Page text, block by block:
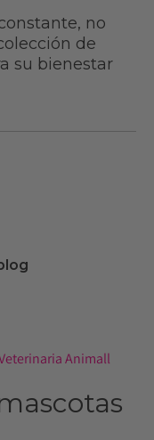
no
de
su bienestar
Animall